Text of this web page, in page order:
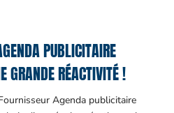
PUBLICITAIRE
GRANDE RÉACTIVITÉ !
Agenda publicitaire